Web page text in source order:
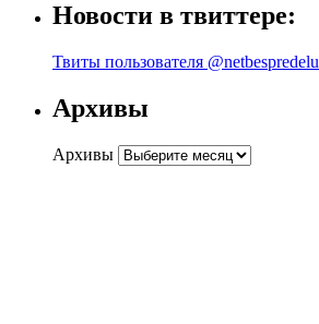
Новости в твиттере:
Твиты пользователя @netbespredelu
Архивы
Архивы